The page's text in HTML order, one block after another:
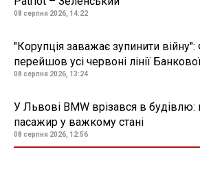
08 серпня 2026, 14:22
"Корупція заважає зупинити
перейшов усі червоні лінії
08 серпня 2026, 13:24
У Львові BMW врізався в будівлю:
пасажир у важкому стані
08 серпня 2026, 12:56